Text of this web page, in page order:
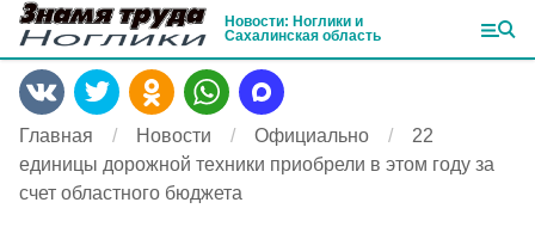
Новости: Ноглики и
Сахалинская область
Главная Новости Официально
22
единицы дорожной техники приобрели в этом году за
счет областного бюджета